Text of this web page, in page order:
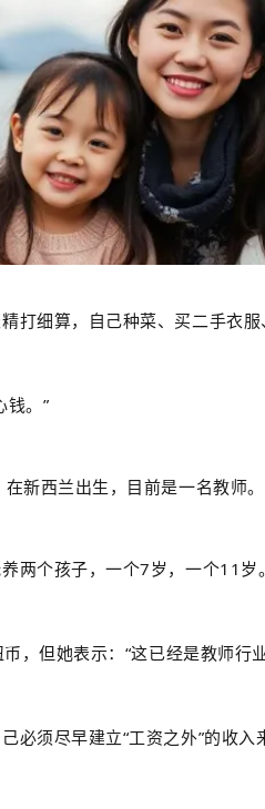
打细算，自己种菜、买二手衣服
钱。”
新西兰出生，目前是一名教师。
两个孩子，一个7岁，一个11岁。
，但她表示：“这已经是教师行
必须尽早建立“工资之外”的收入